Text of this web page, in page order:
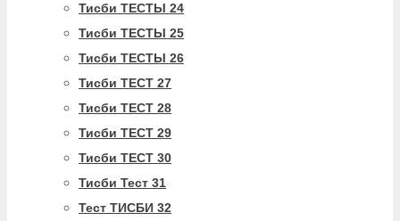
Тисби ТЕСТЫ 24
Тисби ТЕСТЫ 25
Тисби ТЕСТЫ 26
Тисби ТЕСТ 27
Тисби ТЕСТ 28
Тисби ТЕСТ 29
Тисби ТЕСТ 30
Тисби Тест 31
Тест ТИСБИ 32